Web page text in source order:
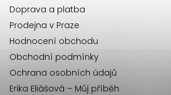
Doprava a platba
Prodejna v Praze
Hodnocení obchodu
Obchodní podmínky
Ochrana osobních údajů
Erika Eliášová – Můj příběh